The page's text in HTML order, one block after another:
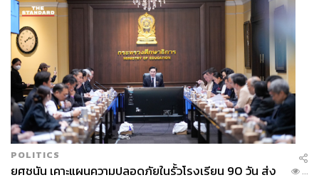
202
ABOUT THE AUTHOR
POLITICS
ยศชนัน เคาะแผนความปลอดภัยในรั้วโรงเรียน 90 วัน ส่ง
...